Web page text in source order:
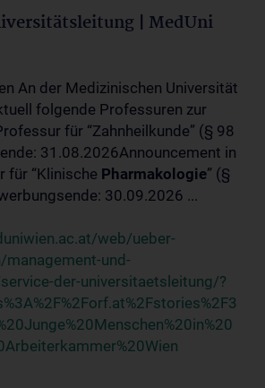
| MedUni
An der Medizinischen Universität
folgende Professuren zur
für “Zahnheilkunde” (§ 98
31.08.2026Announcement in
für “Klinische Pharmakologie” (§
30.09.2026 ...
web/ueber-
und-
der-universitaetsleitung/?